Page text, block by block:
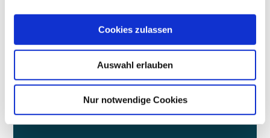
Cookies zulassen
Auswahl erlauben
Nur notwendige Cookies
